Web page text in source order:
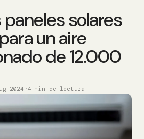
solares
un aire
de 12.000
2024 ·4 min de lectura